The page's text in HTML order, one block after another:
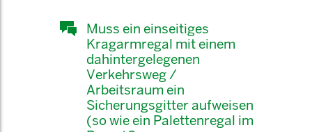
Muss ein einseitiges
Kragarmregal mit einem
dahintergelegenen
Verkehrsweg /
Arbeitsraum ein
Sicherungsgitter aufweisen
(so wie ein Palettenregal im